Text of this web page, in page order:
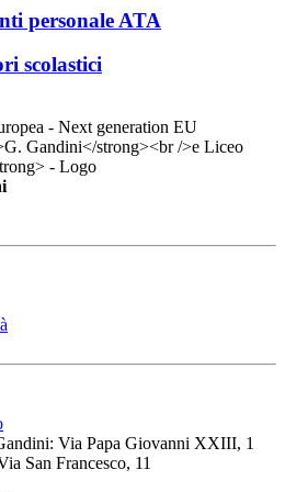
personale ATA
scolastici
Via Papa Giovanni XXIII, 1
San Francesco, 11